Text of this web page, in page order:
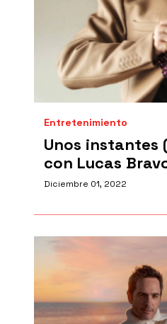
Entretenimiento
Unos instantes
con Lucas
Diciembre 01, 2022